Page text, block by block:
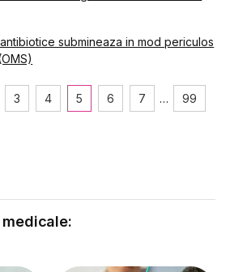
submineaza in mod periculos
3 4 5 6 7 … 99